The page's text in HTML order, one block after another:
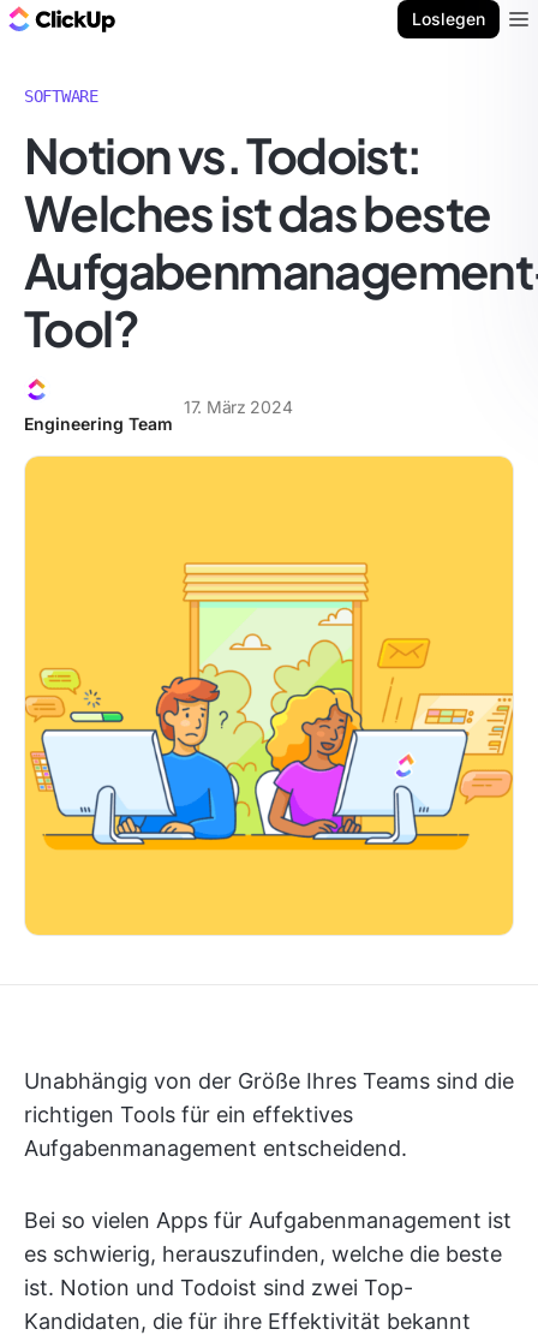
Loslegen
SOFTWARE
Notion vs. Todoist:
Welches ist das beste
Tool?
Engineering Team
17. März 2024
Unabhängig von der Größe Ihres Teams sind die
richtigen Tools für ein effektives
Aufgabenmanagement entscheidend.
Bei so vielen Apps für Aufgabenmanagement ist
es schwierig, herauszufinden, welche die beste
ist. Notion und Todoist sind zwei Top-
Kandidaten, die für ihre Effektivität bekannt